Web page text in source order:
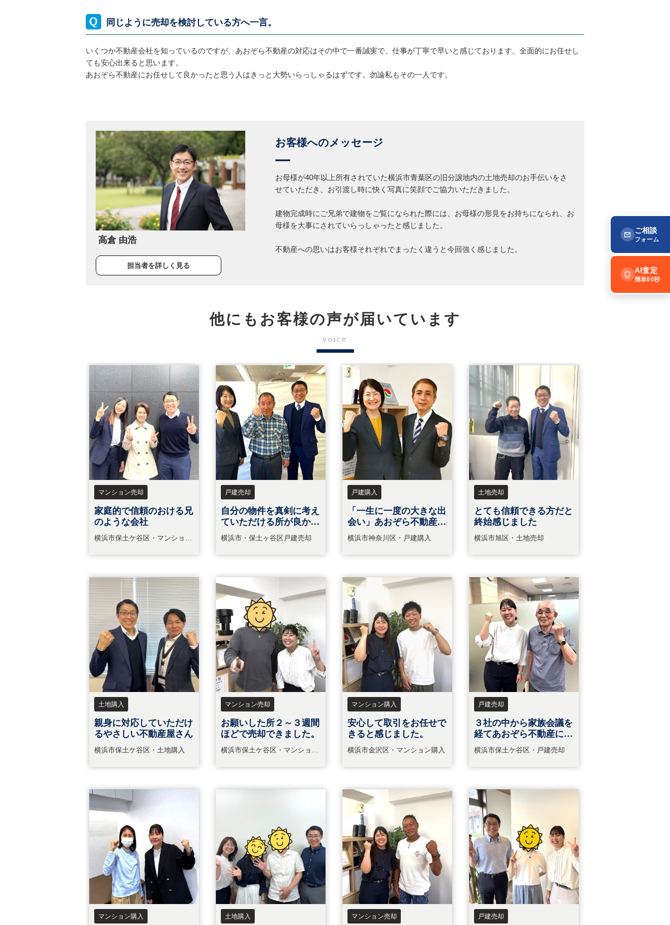
同じように売却を検討している方へ一言。
いくつか不動産会社を知っているのですが、あおぞら不動産の対応はその中で一番誠実で、仕事が丁寧で早いと感じております。全面的にお任せし
ても安心出来ると思います。
あおぞら不動産にお任せして良かったと思う人はきっと大勢いらっしゃるはずです。勿論私もその一人です。
高倉 由浩
担当者を詳しく見る
お客様へのメッセージ
お母様が40年以上所有されていた横浜市青葉区の旧分譲地内の土地売却のお手伝いをさ
せていただき、お引渡し時に快く写真に笑顔でご協力いただきました。
建物完成時にご兄弟で建物をご覧になられた際には、お母様の形見をお持ちになられ、お
母様を大事にされていらっしゃったと感じました。
不動産への思いはお客様それぞれでまったく違うと今回強く感じました。
他にもお客様の声が届いています
voice
ご相談
フォーム
AI査定
簡単60秒